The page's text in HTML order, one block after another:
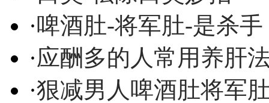
·啤酒肚-将军肚-是杀手
·应酬多的人常用养肝
·狠减男人啤酒肚将军